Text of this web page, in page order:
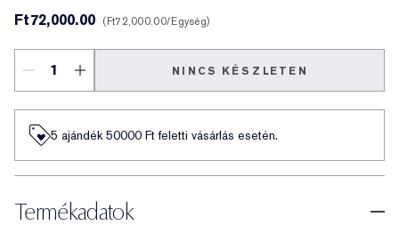
Ft72,000.00 Ft72,000.00/Egység
NINCS KÉSZLETEN
5 ajándék 50000​ Ft feletti vásárlás esetén.
Termékadatok